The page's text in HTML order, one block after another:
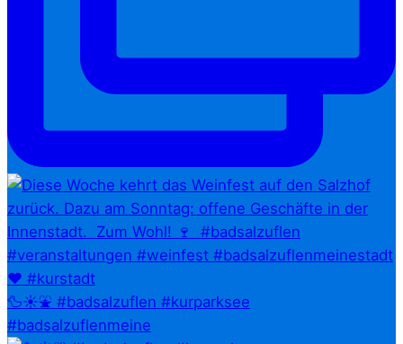
🦆☀️⛲ #badsalzuflen #kurparksee
#badsalzuflenmeine